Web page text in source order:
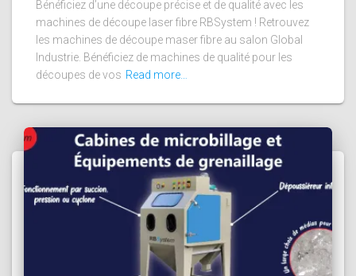
Bénéficiez d’une découpe précise et de qualité avec les
machines de découpe laser fibre RBSystem ! Retrouvez
les machines de découpe maser fibre au salon Global
Industrie. Bénéficiez de machines de qualité pour les
découpes de vos Read more…